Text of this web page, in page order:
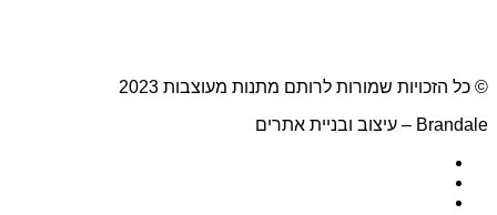
© כל הזכויות שמורות לרותם מתנות מעוצבות 2023
Brandale – עיצוב ובניית אתרים